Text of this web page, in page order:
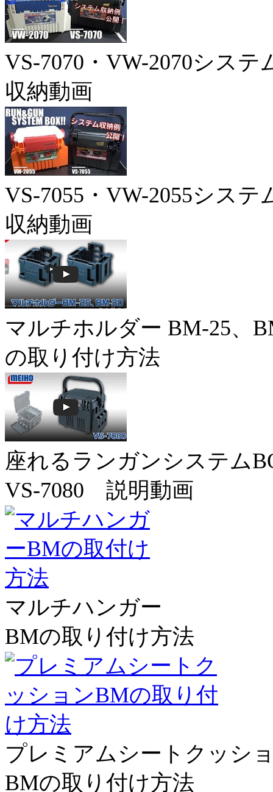
VS-7070・VW-2070システ
収納動画
VS-7055・VW-2055システ
収納動画
マルチホルダー BM-25、
の取り付け方法
座れるランガンシステム
VS-7080 説明動画
マルチハンガー
BMの取り付け方法
プレミアムシートクッシ
BMの取り付け方法